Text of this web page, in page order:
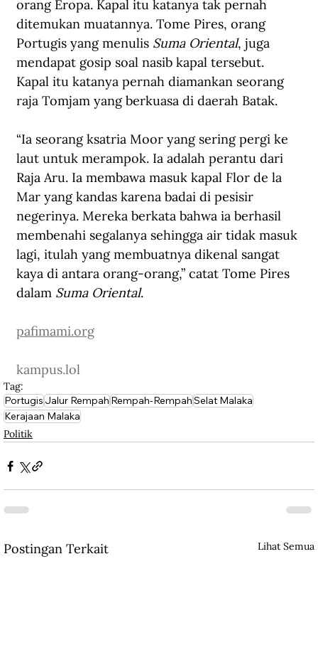
orang Eropa. Kapal itu katanya tak pernah
ditemukan muatannya. Tome Pires, orang
Portugis yang menulis Suma Oriental, juga
mendapat gosip soal nasib kapal tersebut.
Kapal itu katanya pernah diamankan seorang
raja Tomjam yang berkuasa di daerah Batak.
“Ia seorang ksatria Moor yang sering pergi ke
laut untuk merampok. Ia adalah perantu dari
Raja Aru. Ia membawa masuk kapal Flor de la
Mar yang kandas karena badai di pesisir
negerinya. Mereka berkata bahwa ia berhasil
membenahi segalanya sehingga air tidak masuk
lagi, itulah yang membuatnya dikenal sangat
kaya di antara orang-orang,” catat Tome Pires
dalam Suma Oriental.
pafimami.org
kampus.lol
Tag:
PortugisJalur RempahRempah-RempahSelat Malaka
Kerajaan Malaka
Politik
Postingan Terkait Lihat Semua